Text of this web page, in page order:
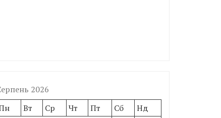
2026
Вт Ср Чт Пт Сб
Нд